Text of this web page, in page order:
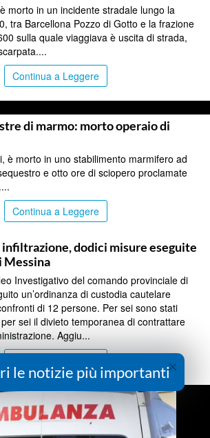
morto in un incidente stradale lungo la
tra Barcellona Pozzo di Gotto e la frazione
sulla quale viaggiava è uscita di strada,
Continua a Leggere
di marmo: morto operaio di
è morto in uno stabilimento marmifero ad
e otto ore di sciopero proclamate
Continua a Leggere
dodici misure eseguite
Messina
Investigativo del comando provinciale di
un’ordinanza di custodia cautelare
di 12 persone. Per sei sono stati
sei il divieto temporanea di contrattare
Aggiu...
×
le notizie più importanti